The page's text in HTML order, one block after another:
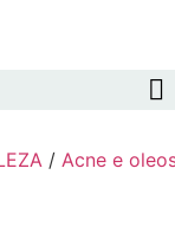
/ Acne e